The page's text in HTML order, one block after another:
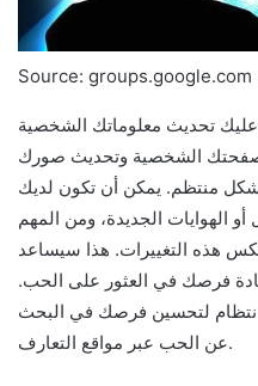
Source: groups.google.com
تحديث معلوماتك الشخصية
صفحتك الشخصية وتحديث صورك
منتظم. يمكن أن تكون لديك
الهوايات الجديدة، ومن المهم
هذه التغييرات. هذا سيساعد
فرصك في العثور على الحب.
لتحسين فرصك في البحث
عن الحب عبر مواقع التعارف.